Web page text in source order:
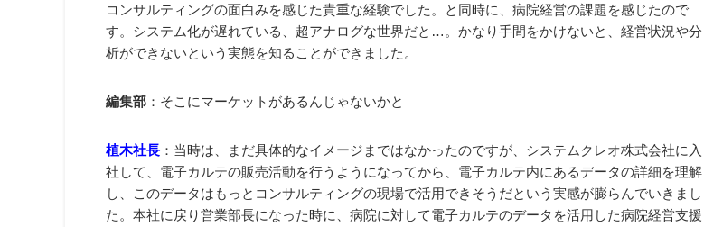
コンサルティングの面白みを感じた貴重な経験でした。と同時に、病院経営の課題を感じたので
す。システム化が遅れている、超アナログな世界だと…。かなり手間をかけないと、経営状況や分
析ができないという実態を知ることができました。
編集部 ：そこにマーケットがあるんじゃないかと
植木社長 ：当時は、まだ具体的なイメージまではなかったのですが、システムクレオ株式会社に入
社して、電子カルテの販売活動を行うようになってから、電子カルテ内にあるデータの詳細を理解
し、このデータはもっとコンサルティングの現場で活用できそうだという実感が膨らんでいきまし
た。本社に戻り営業部長になった時に、病院に対して電子カルテのデータを活用した病院経営支援